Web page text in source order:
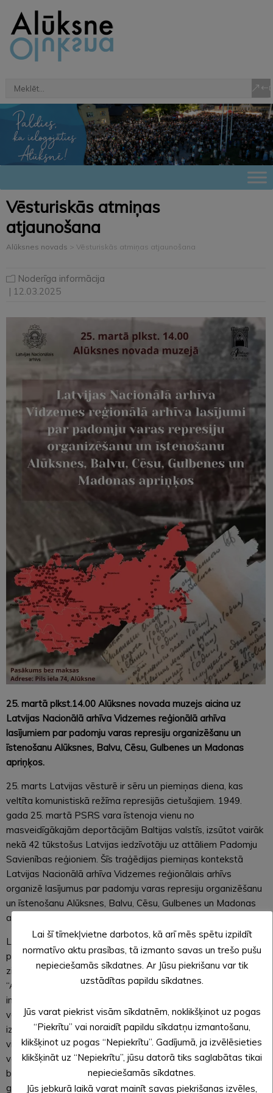
Vēsturiskās atmiņas
atjaunošana
Alūksnes novads > Vēsturiskās atmiņas atjaunošana
Noderīga informācija
| 12.03.2025
25. martā plkst.14.00 Alūksnes novada muzejs aicina uz
Latvijas Nacionālā arhīva Vidzemes reģionālā arhīva
lasījumiem par padomju varas represiju organizēšanu un
īstenošanu Alūksnes, Balvu, Cēsu, Gulbenes un Madonas
apriņķos.
25. marts Latvijas vēsturē ir sēru un piemiņas diena, kas
veltīta komunistiskā režīma represijās cietušajiem. 1949.
gada 25. martā PSRS vara īstenoja vienu no
masveidīgākajām deportācijām Baltijas valstīs, izsūtot vairāk
nekā 42 tūkstošus Latvijas iedzīvotāju uz attāliem Padomju
Savienības reģioniem. Šīs traģēdijas piemiņas kontekstā
Latvijas Nacionālā arhīva Vidzemes reģionālais arhīvs
organizē lasījumus par padomju varas represiju organizēšanu
un īstenošanu Alūksnes, Balvu, Cēsu, Gulbenes un Madonas
apriņķos.
Latvijas Nacionālais arhīvs ir publiskojis dokumentus par
politiski represētajām personām. Katram represētajam ir
zināmas Latvijas valsts arhīva sagatavotās grāmatas
“AIZVESTIE”, bet līdz šim maz vai nemaz nav atklāta
informācija par personām, kas tieši piedalījās šo padomju
varas represiju organizēšanā un īstenošanā. Tie bija apriņķu
izpildu komiteju priekšsēdētāji. Sākot no 1947. gada vidus
visā Latvijā aktīvi meklēja tā sauktos “kulakus” un padomju
varai kaitīgos elementus, sastādīja sarakstus. Šie saraksti
bija viņu darba rezultāts. Gandrīz visi tajos ierakstītie 1949.
gada martā tika deportēti uz attāliem PSRS apgabaliem.76
Lai šī tīmekļvietne darbotos, kā arī mēs spētu izpildīt
normatīvo aktu prasības, tā izmanto savas un trešo pušu
nepieciešamās sīkdatnes. Ar Jūsu piekrišanu var tik
uzstādītas papildu sīkdatnes.
Jūs varat piekrist visām sīkdatnēm, noklikšķinot uz pogas
“Piekrītu” vai noraidīt papildu sīkdatņu izmantošanu,
klikšķinot uz pogas “Nepiekrītu”. Gadījumā, ja izvēlēsieties
klikšķināt uz “Nepiekrītu”, jūsu datorā tiks saglabātas tikai
nepieciešamās sīkdatnes.
Jūs jebkurā laikā varat mainīt savas piekrišanas izvēles,